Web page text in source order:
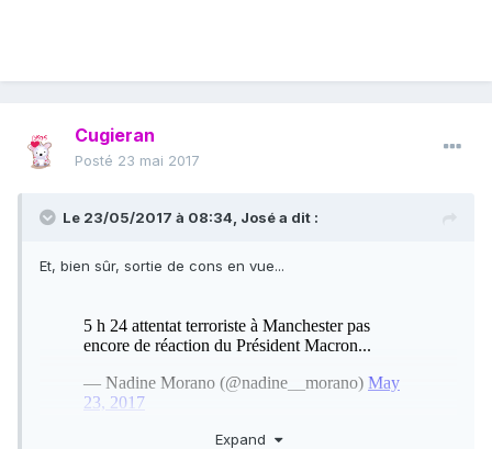
Cugieran
Posté 23 mai 2017
Le 23/05/2017 à 08:34, Joséa dit :
Et, bien sûr, sortie de cons en vue...
Expand